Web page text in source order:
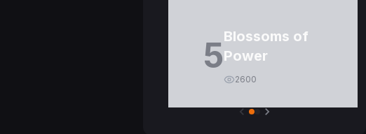
5Blossoms of
Power
2600